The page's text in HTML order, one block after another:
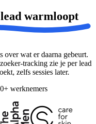
warmloopt
over wat er daarna gebeurt.
tracking zie je per lead
zelfs sessies later.
werknemers